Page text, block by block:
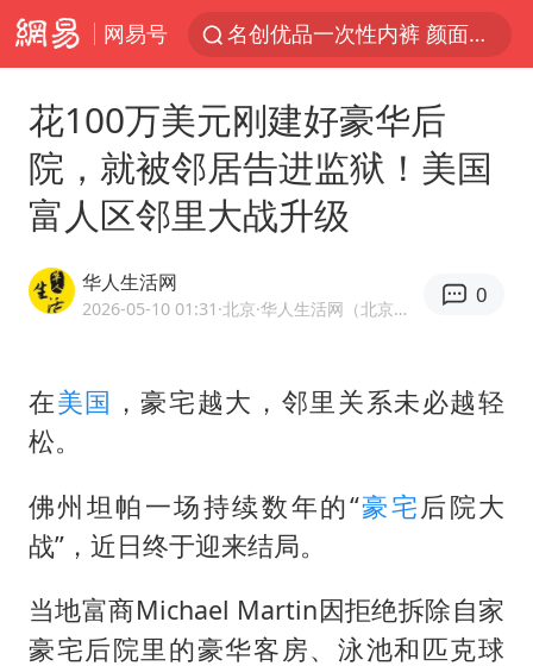
网易号
名创优品一次性内裤 颜面尽失
伊斯兰版北约来了吗
云南一地村民过火把节意外灼伤16人
网约车司机充电时猝死保险拒赔
周末打虎 宋致远被查
上半年国内居民出游人次34.63亿
泰国初中生饮弹自尽前开了26枪
花100万美元刚建好豪华后
院，就被邻居告进监狱！美国
富人区邻里大战升级
华人生活网
2026-05-10 01:31 ·北京 ·华人生活网（北京）科技有限公司官方网易号
0
在美国 ，豪宅越大，邻里关系未必越轻
松。
佛州坦帕一场持续数年的“豪宅 后院大
战”，近日终于迎来结局。
当地富商Michael Martin因拒绝拆除自家
豪宅后院里的豪华客房、泳池和匹克球